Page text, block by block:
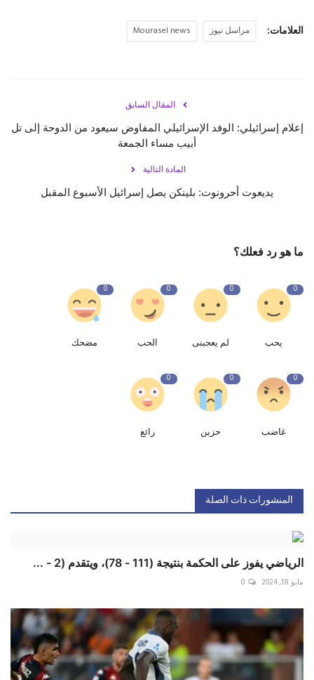
العلامات: مراسل نيوز Mourasel news
المقال السابق
إعلام إسرائيلي: الوفد الإسرائيلي المفاوض سيعود من الدوحة إلى تل
أبيب مساء الجمعة
المادة التالية
يديعوت أحرونوت: بلينكن يصل إسرائيل الأسبوع المقبل
ما هو رد فعلك؟
0
يحب
0
لم يعجبنى
0
الحب
0
مضحك
0
غاضب
0
حزين
0
رائع
المنشورات ذات الصلة
الرياضي يفوز على الحكمة بنتيجة (111 - 78)، ويتقدم (2 - ...
مايو 18, 2024 0